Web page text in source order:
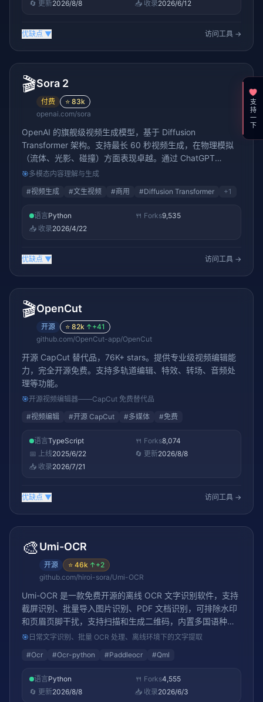
🔄 更新2026/8/8 📥 收录2026/6/12
优缺点 ▼ 访问工具 →
🎬Sora 2
付费 ⭐ 83k
openai.com/sora
OpenAI 的旗舰级视频生成模型，基于 Diffusion
Transformer 架构。支持最长 60 秒视频生成，在物理模拟
（流体、光影、碰撞）方面表现卓越。通过 ChatGPT
Plus/Pro 订阅可用，是 2026 年质量最高的文生视频模型。
🎯多模态内容理解与生成
#视频生成 #文生视频 #商用 #Diffusion Transformer +1
语言Python 🍴 Forks9,535
📥 收录2026/4/22
优缺点 ▼ 访问工具 →
🎬OpenCut
开源 ⭐ 82k ↑+41
github.com/OpenCut-app/OpenCut
开源 CapCut 替代品，76K+ stars。提供专业级视频编辑能
力，完全开源免费。支持多轨道编辑、特效、转场、音频处
理等功能。
🎯开源视频编辑器——CapCut 免费替代品
#视频编辑 #开源 CapCut #多媒体 #免费
语言TypeScript 🍴 Forks8,074
📅 上线2025/6/22 🔄 更新2026/8/8
📥 收录2026/7/21
优缺点 ▼ 访问工具 →
🎨Umi-OCR
开源 ⭐ 46k ↑+2
github.com/hiroi-sora/Umi-OCR
Umi-OCR 是一款免费开源的离线 OCR 文字识别软件，支持
截屏识别、批量导入图片识别、PDF 文档识别，可排除水印
和页眉页脚干扰，支持扫描和生成二维码，内置多国语种识
别库。44K+ stars。
🎯 日常文字识别、批量 OCR 处理、离线环境下的文字提取
#Ocr #Ocr-python #Paddleocr #Qml
语言Python 🍴 Forks4,555
🔄 更新2026/8/8 📥 收录2026/6/3
支持一下